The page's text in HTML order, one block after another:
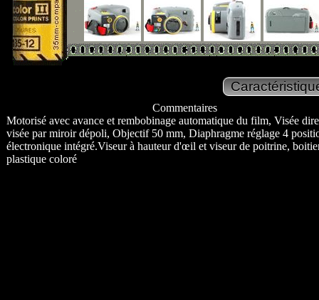
Commentaires
Motorisé avec avance et rembobinage automatique du film, Visée
visée par miroir dépoli, Objectif 50 mm, Diaphragme réglage 4
électronique intégré.Viseur à hauteur d'œil et viseur de poitrine,
plastique coloré